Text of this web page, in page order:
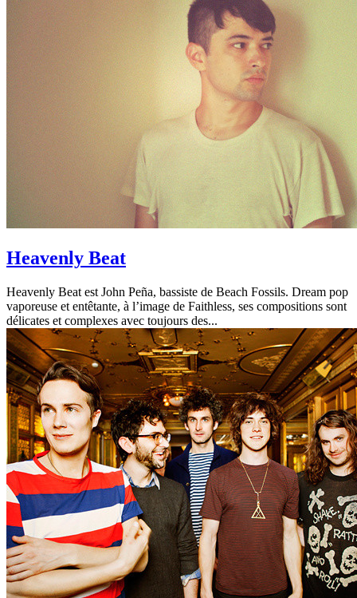
Heavenly Beat
Heavenly Beat est John Peña, bassiste de Beach Fossils. Dream pop
vaporeuse et entêtante, à l’image de Faithless, ses compositions sont
délicates et complexes avec toujours des...